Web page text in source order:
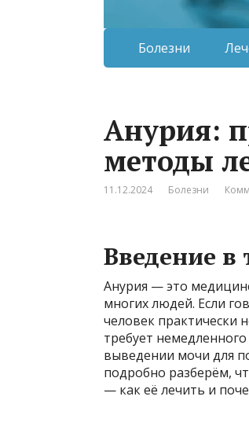
Болезни
Анурия:
методы
11.12.2024 Болезни
Введение в
Анурия — это
многих людей. Если
человек практически
требует
выведении мочи для
подробно разберём,
— как её лечить и